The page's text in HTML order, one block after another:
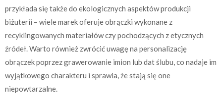
przykłada się także do ekologicznych aspektów produkcji
biżuterii – wiele marek oferuje obrączki wykonane z
recyklingowanych materiałów czy pochodzących z etycznych
źródeł. Warto również zwrócić uwagę na personalizację
obrączek poprzez grawerowanie imion lub dat ślubu, co nadaje im
wyjątkowego charakteru i sprawia, że stają się one
niepowtarzalne.